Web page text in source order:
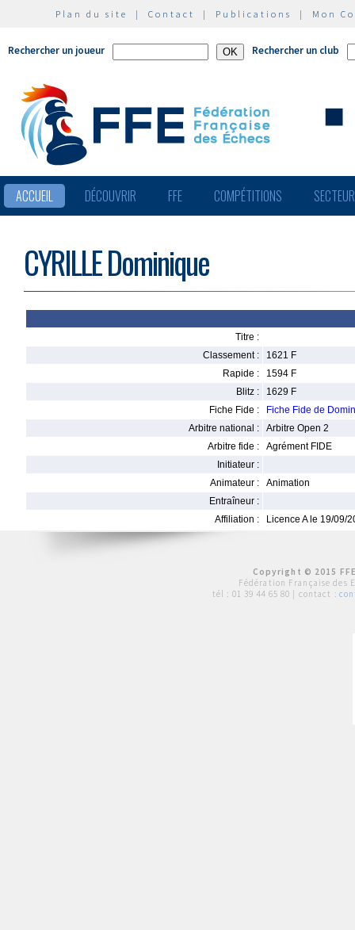
Plan du site | Contact | Publications | Mon
Rechercher un joueur Rechercher un club
ACCUEIL DÉCOUVRIR FFE COMPÉTITIONS
CYRILLE Dominique
Titre :
Classement :
1621 F
Rapide :
1594 F
Blitz :
1629 F
Fiche Fide :
Fiche Fide de
Arbitre national :
Arbitre Open 2
Arbitre fide :
Agrément FIDE
Initiateur :
Animateur :
Animation
Entraîneur :
Affiliation :
Licence A le 19/09/
Copyright © 2015
Fédération Française des
tél : 01 39 44 65 80 | contact :